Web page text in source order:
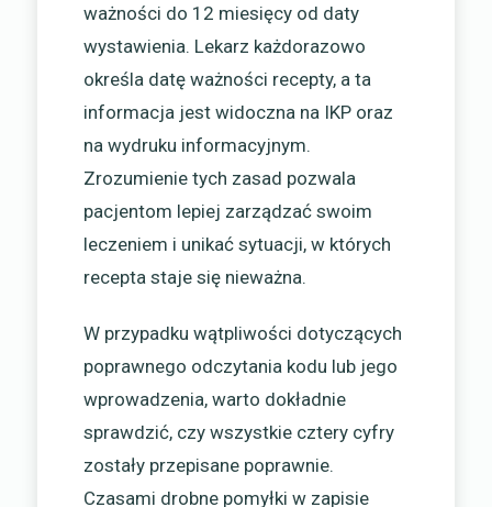
ważności do 12 miesięcy od daty
wystawienia. Lekarz każdorazowo
określa datę ważności recepty, a ta
informacja jest widoczna na IKP oraz
na wydruku informacyjnym.
Zrozumienie tych zasad pozwala
pacjentom lepiej zarządzać swoim
leczeniem i unikać sytuacji, w których
recepta staje się nieważna.
W przypadku wątpliwości dotyczących
poprawnego odczytania kodu lub jego
wprowadzenia, warto dokładnie
sprawdzić, czy wszystkie cztery cyfry
zostały przepisane poprawnie.
Czasami drobne pomyłki w zapisie